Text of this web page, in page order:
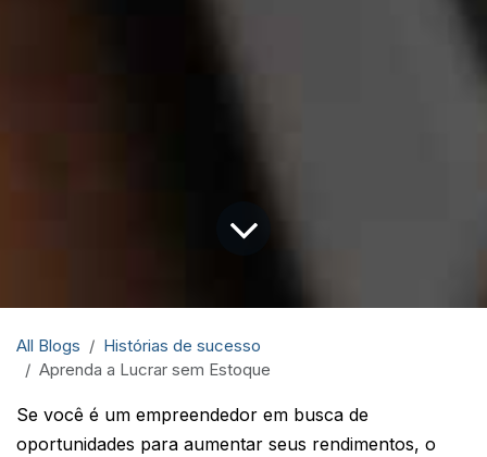
All Blogs
Histórias de sucesso
Aprenda a Lucrar sem Estoque
Se você é um empreendedor em busca de
oportunidades para aumentar seus rendimentos, o